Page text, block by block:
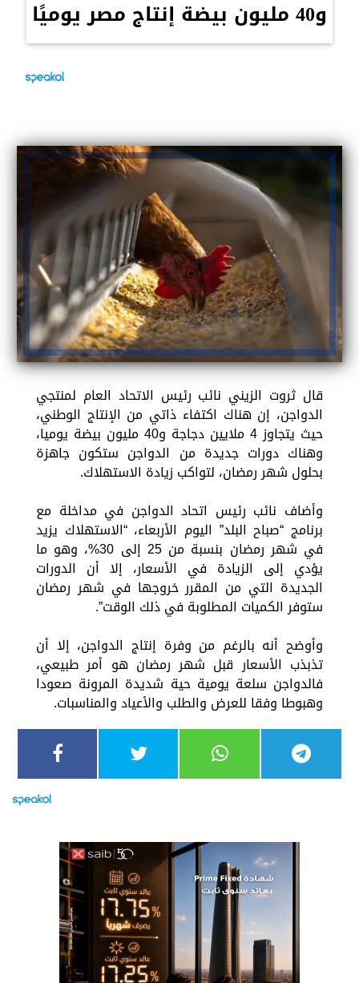
و40 مليون بيضة إنتاج مصر يوميًا
قال ثروت الزيني نائب رئيس الاتحاد العام لمنتجي
الدواجن، إن هناك اكتفاء ذاتي من الإنتاج الوطني،
حيث يتجاوز 4 ملايين دجاجة و40 مليون بيضة يوميا،
وهناك دورات جديدة من الدواجن ستكون جاهزة
بحلول شهر رمضان، لتواكب زيادة الاستهلاك.
وأضاف نائب رئيس اتحاد الدواجن في مداخلة مع
برنامج “صباح البلد” اليوم الأربعاء، “الاستهلاك يزيد
في شهر رمضان بنسبة من 25 إلى 30%، وهو ما
يؤدي إلى الزيادة في الأسعار، إلا أن الدورات
الجديدة التي من المقرر خروجها في شهر رمضان
ستوفر الكميات المطلوبة في ذلك الوقت”.
وأوضح أنه بالرغم من وفرة إنتاج الدواجن، إلا أن
تذبذب الأسعار قبل شهر رمضان هو أمر طبيعي،
فالدواجن سلعة يومية حية شديدة المرونة صعودا
وهبوطا وفقا للعرض والطلب والأعياد والمناسبات.